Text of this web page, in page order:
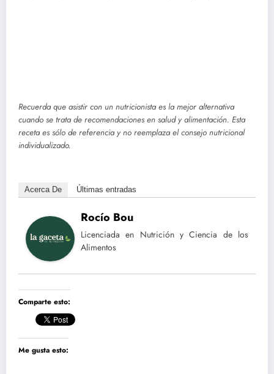
Recuerda que asistir con un nutricionista es la mejor alternativa
cuando se trata de recomendaciones en salud y alimentación. Esta
receta es sólo de referencia y no reemplaza el consejo nutricional
individualizado.
Acerca De Últimas entradas
Rocío Bou
Licenciada en Nutrición y Ciencia de los
Alimentos
Comparte esto:
Me gusta esto: